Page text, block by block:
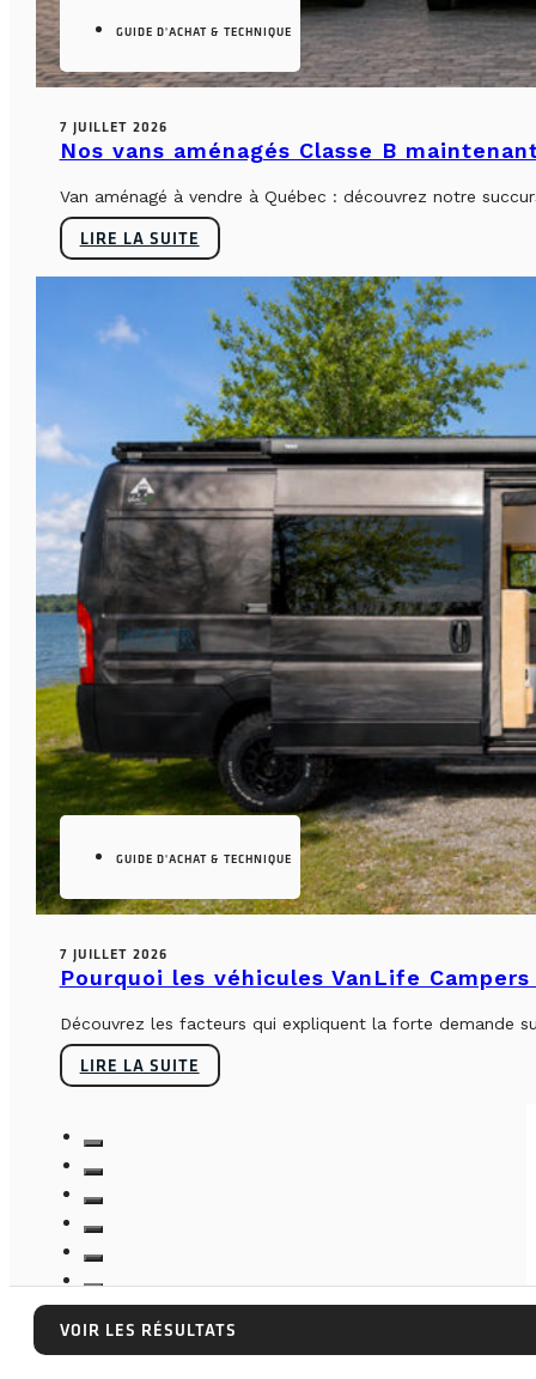
GUIDE D'ACHAT & TECHNIQUE
7 JUILLET 2026
Nos vans aménagés Classe B
Van aménagé à vendre à Québec : découvrez notre
LIRE LA SUITE
GUIDE D'ACHAT & TECHNIQUE
7 JUILLET 2026
Pourquoi les véhicules VanLife
Découvrez les facteurs qui expliquent la forte demande
LIRE LA SUITE
VOIR LES RÉSULTATS
VOIR LES RÉSULTATS